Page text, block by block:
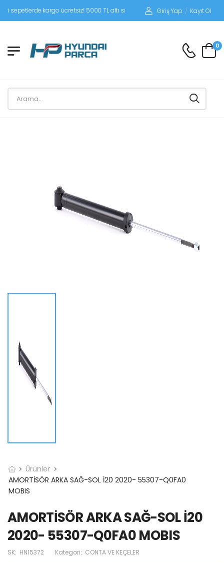
kargo ücretsiz! 5000 TL altı siparişlerinizde siparişleriniz alıcı
Giriş Yap / Kayıt Ol
0
Ürünler
AMORTİSÖR ARKA SAĞ-SOL İ20 2020- 55307-Q0FA0
MOBIS
AMORTİSÖR ARKA SAĞ-SOL İ20
2020- 55307-Q0FA0 MOBIS
SK: HN15372 Kategori: CONTA VE KEÇELER